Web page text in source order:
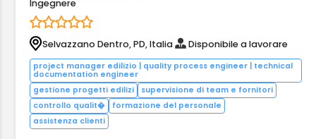
Ingegnere
Selvazzano Dentro, PD, Italia Disponibile a lavorare
project manager edilizio | quality process engineer | technical
documentation engineer
gestione progetti edilizi
supervisione di team e fornitori
controllo qualit�
formazione del personale
assistenza clienti